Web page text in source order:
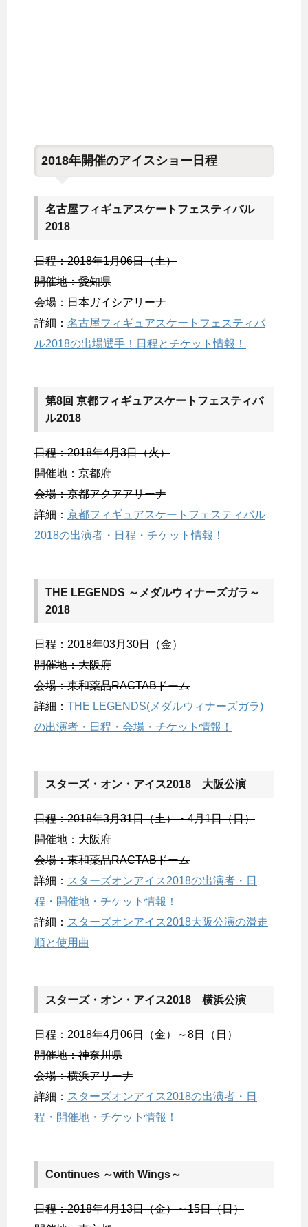
2018年開催のアイスショー日程
名古屋フィギュアスケートフェスティバル
2018
日程：2018年1月06日（土）
開催地：愛知県
会場：日本ガイシアリーナ
詳細： 名古屋フィギュアスケートフェスティバ
ル2018の出場選手！日程とチケット情報！
第8回 京都フィギュアスケートフェスティバ
ル2018
日程：2018年4月3日（火）
開催地：京都府
会場：京都アクアアリーナ
詳細： 京都フィギュアスケートフェスティバル
2018の出演者・日程・チケット情報！
THE LEGENDS ～メダルウィナーズガラ～
2018
日程：2018年03月30日（金）
開催地：大阪府
会場：東和薬品RACTABドーム
詳細： THE LEGENDS(メダルウィナーズガラ)
の出演者・日程・会場・チケット情報！
スターズ・オン・アイス2018 大阪公演
日程：2018年3月31日（土）・4月1日（日）
開催地：大阪府
会場：東和薬品RACTABドーム
詳細： スターズオンアイス2018の出演者・日
程・開催地・チケット情報！
詳細： スターズオンアイス2018大阪公演の滑走
順と使用曲
スターズ・オン・アイス2018 横浜公演
日程：2018年4月06日（金）～8日（日）
開催地：神奈川県
会場：横浜アリーナ
詳細： スターズオンアイス2018の出演者・日
程・開催地・チケット情報！
Continues ～with Wings～
日程：2018年4月13日（金）～15日（日）